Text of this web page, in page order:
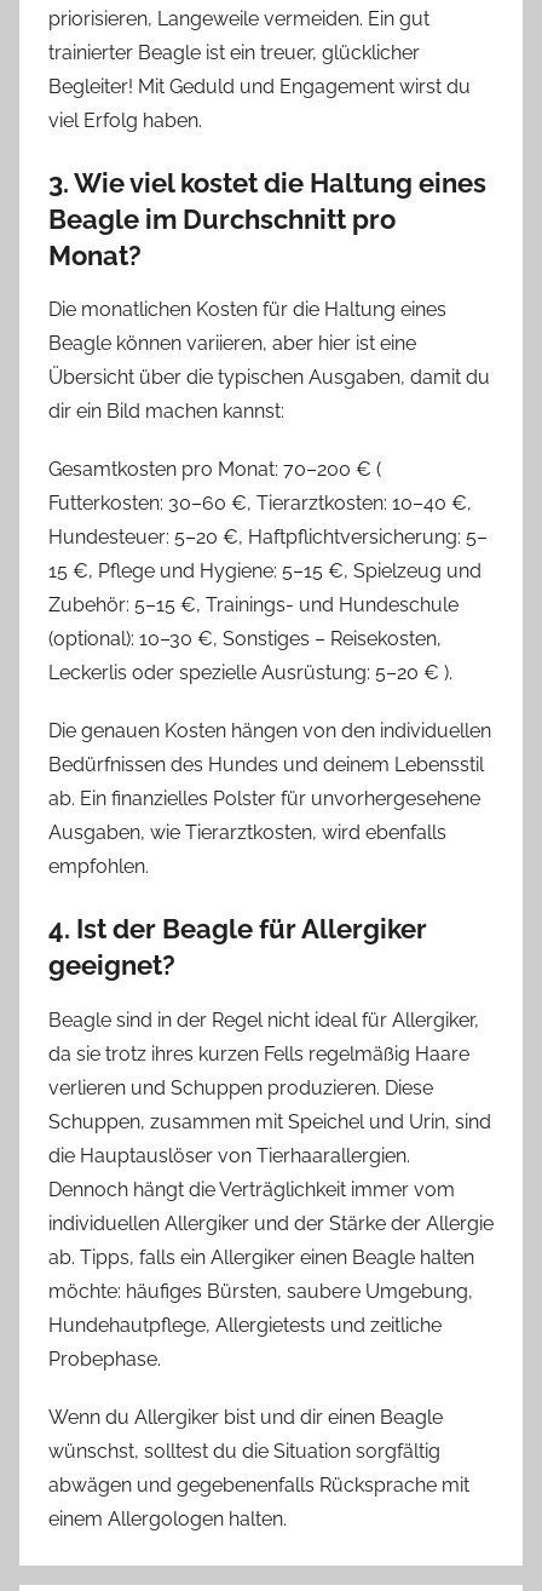
priorisieren, Langeweile vermeiden. Ein gut
trainierter Beagle ist ein treuer, glücklicher
Begleiter! Mit Geduld und Engagement wirst du
viel Erfolg haben.
3. Wie viel kostet die Haltung eines
Beagle im Durchschnitt pro
Monat?
Die monatlichen Kosten für die Haltung eines
Beagle können variieren, aber hier ist eine
Übersicht über die typischen Ausgaben, damit du
dir ein Bild machen kannst:
Gesamtkosten pro Monat: 70–200 € (
Futterkosten: 30–60 €, Tierarztkosten: 10–40 €,
Hundesteuer: 5–20 €, Haftpflichtversicherung: 5–
15 €, Pflege und Hygiene: 5–15 €, Spielzeug und
Zubehör: 5–15 €, Trainings- und Hundeschule
(optional): 10–30 €, Sonstiges – Reisekosten,
Leckerlis oder spezielle Ausrüstung: 5–20 € ).
Die genauen Kosten hängen von den individuellen
Bedürfnissen des Hundes und deinem Lebensstil
ab. Ein finanzielles Polster für unvorhergesehene
Ausgaben, wie Tierarztkosten, wird ebenfalls
empfohlen.
4. Ist der Beagle für Allergiker
geeignet?
Beagle sind in der Regel nicht ideal für Allergiker,
da sie trotz ihres kurzen Fells regelmäßig Haare
verlieren und Schuppen produzieren. Diese
Schuppen, zusammen mit Speichel und Urin, sind
die Hauptauslöser von Tierhaarallergien.
Dennoch hängt die Verträglichkeit immer vom
individuellen Allergiker und der Stärke der Allergie
ab. Tipps, falls ein Allergiker einen Beagle halten
möchte: häufiges Bürsten, saubere Umgebung,
Hundehautpflege, Allergietests und zeitliche
Probephase.
Wenn du Allergiker bist und dir einen Beagle
wünschst, solltest du die Situation sorgfältig
abwägen und gegebenenfalls Rücksprache mit
einem Allergologen halten.